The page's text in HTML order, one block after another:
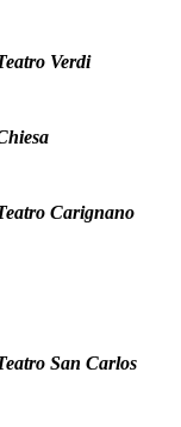
Verdi
Carignano
San Carlos